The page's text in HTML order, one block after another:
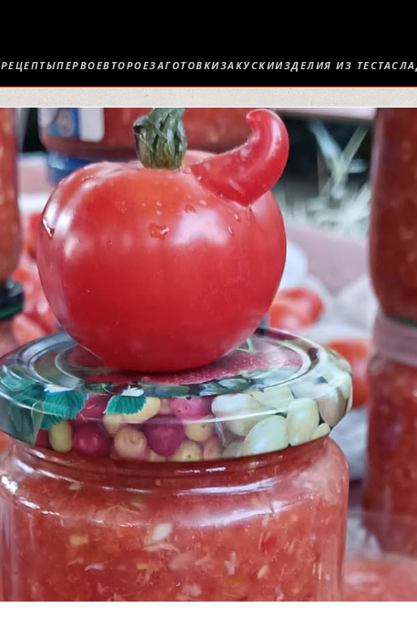
РЕЦЕПТЫПЕРВОЕВТОРОЕЗАГОТОВКИЗАКУСКИИЗДЕЛИЯ ИЗ ТЕСТА